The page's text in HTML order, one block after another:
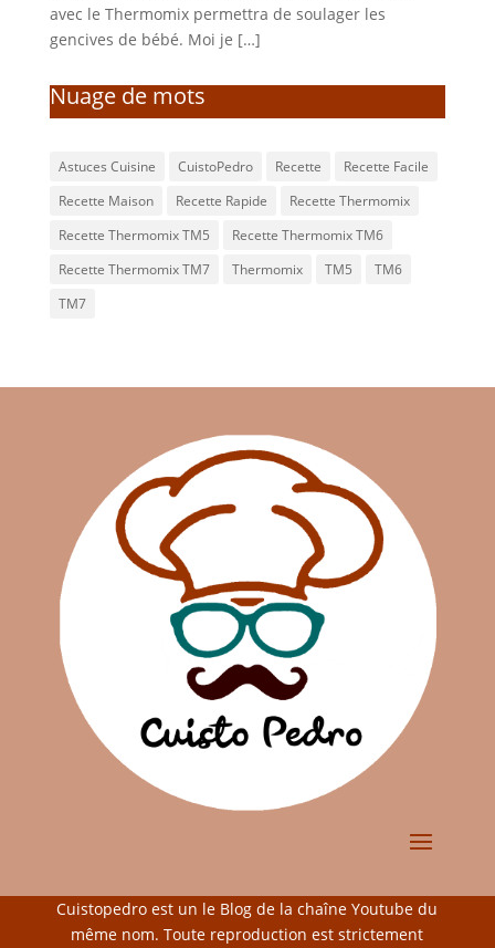
avec le Thermomix permettra de soulager les
gencives de bébé. Moi je […]
Nuage de mots
Astuces Cuisine CuistoPedro Recette
Recette Facile
Recette Maison
Recette Rapide
Recette Thermomix
Recette Thermomix TM5
Recette Thermomix TM6
Recette Thermomix TM7
Thermomix TM5
TM6
TM7
Cuistopedro est un le Blog de la chaîne Youtube du
même nom. Toute reproduction est strictement